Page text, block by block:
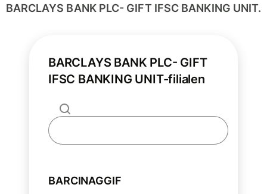
BARCLAYS BANK PLC- GIFT IFSC BANKING UNIT.
BARCLAYS BANK PLC- GIFT
IFSC BANKING UNIT-filialen
BARCINAGGIF